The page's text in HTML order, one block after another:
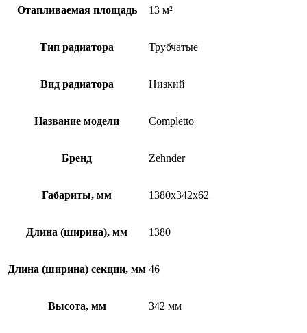
Отапливаемая площадь 13 м²
Тип радиатора Трубчатые
Вид радиатора Низкий
Название модели Completto
Бренд Zehnder
Габариты, мм 1380x342x62
Длина (ширина), мм 1380
Длина (ширина) секции, мм 46
Высота, мм 342 мм